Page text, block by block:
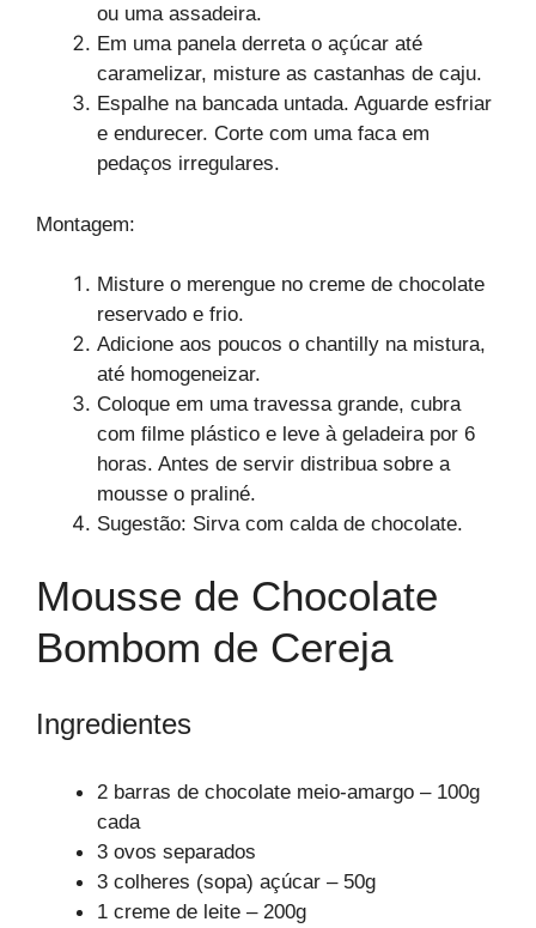
ou uma assadeira.
Em uma panela derreta o açúcar até
caramelizar, misture as castanhas de caju.
Espalhe na bancada untada. Aguarde esfriar
e endurecer. Corte com uma faca em
pedaços irregulares.
Montagem:
Misture o merengue no creme de chocolate
reservado e frio.
Adicione aos poucos o chantilly na mistura,
até homogeneizar.
Coloque em uma travessa grande, cubra
com filme plástico e leve à geladeira por 6
horas. Antes de servir distribua sobre a
mousse o praliné.
Sugestão: Sirva com calda de chocolate.
Mousse de Chocolate
Bombom de Cereja
Ingredientes
2 barras de chocolate meio-amargo – 100g
cada
3 ovos separados
3 colheres (sopa) açúcar – 50g
1 creme de leite – 200g